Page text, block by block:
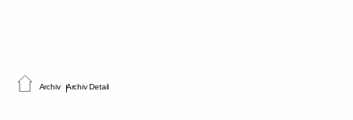
Archiv Archiv Detail